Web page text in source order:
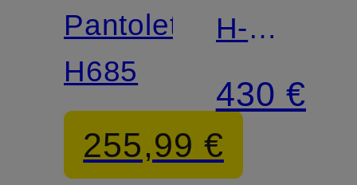
Pantoletten
H685
255,99 €
H-
STRIPES
430 €